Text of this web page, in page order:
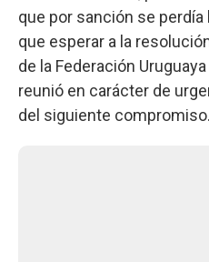
que por sanción se
que esperar a la
de la Federación
reunió en carácter de
del siguiente compromiso.